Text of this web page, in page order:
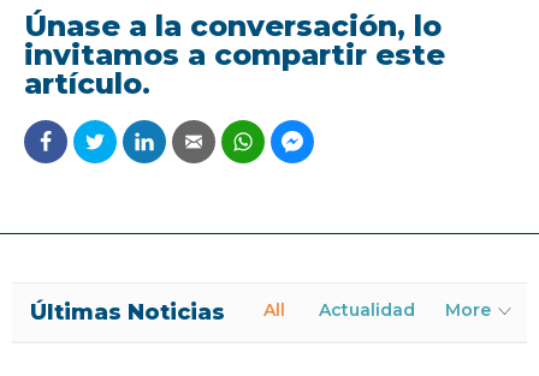
Únase a la conversación, lo
invitamos a compartir este
artículo.
Últimas Noticias All Actualidad More